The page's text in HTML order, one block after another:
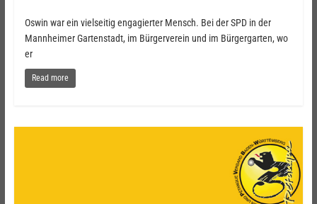
Oswin war ein vielseitig engagierter Mensch. Bei der SPD in der
Mannheimer Gartenstadt, im Bürgerverein und im Bürgergarten, wo
er
Read more